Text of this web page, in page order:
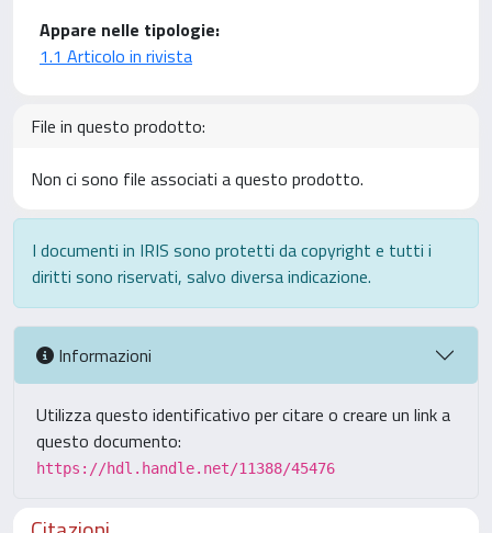
Appare nelle tipologie:
1.1 Articolo in rivista
File in questo prodotto:
Non ci sono file associati a questo prodotto.
I documenti in IRIS sono protetti da copyright e tutti i
diritti sono riservati, salvo diversa indicazione.
Informazioni
Utilizza questo identificativo per citare o creare un link a
questo documento:
https://hdl.handle.net/11388/45476